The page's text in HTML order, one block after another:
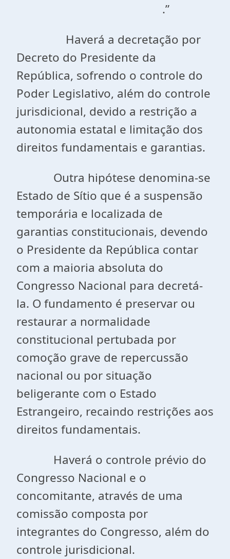
.”
Haverá a decretação por
Decreto do Presidente da
República, sofrendo o controle do
Poder Legislativo, além do controle
jurisdicional, devido a restrição a
autonomia estatal e limitação dos
direitos fundamentais e garantias.
Outra hipótese denomina-se
Estado de Sítio que é a suspensão
temporária e localizada de
garantias constitucionais, devendo
o Presidente da República contar
com a maioria absoluta do
Congresso Nacional para decretá-
la. O fundamento é preservar ou
restaurar a normalidade
constitucional pertubada por
comoção grave de repercussão
nacional ou por situação
beligerante com o Estado
Estrangeiro, recaindo restrições aos
direitos fundamentais.
Haverá o controle prévio do
Congresso Nacional e o
concomitante, através de uma
comissão composta por
integrantes do Congresso, além do
controle jurisdicional.